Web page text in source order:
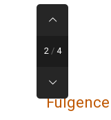
2 / 4